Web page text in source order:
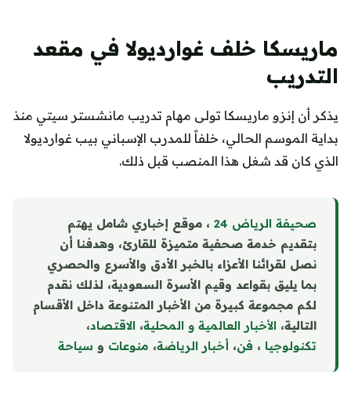
ماريسكا خلف غوارديولا في مقعد
التدريب
يذكر أن إنزو ماريسكا تولى مهام تدريب مانشستر سيتي منذ
بداية الموسم الحالي، خلفاً للمدرب الإسباني بيب غوارديولا
الذي كان قد شغل هذا المنصب قبل ذلك.
صحيفة الرياض 24
، موقع إخباري شامل يهتم
بتقديم خدمة صحفية متميزة للقارئ، وهدفنا أن
نصل لقرائنا الأعزاء بالخبر الأدق والأسرع والحصري
بما يليق بقواعد وقيم الأسرة السعودية، لذلك نقدم
لكم مجموعة كبيرة من الأخبار المتنوعة داخل الأقسام
التالية، الأخبار العالمية و المحلية، الاقتصاد،
تكنولوجيا ، فن، أخبار الرياضة، منوعات و سياحة